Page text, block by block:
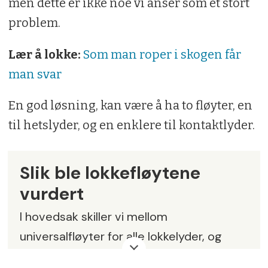
problem.
Lær å lokke: Som man roper i skogen får
man svar
En god løsning, kan være å ha to fløyter, en
til hetslyder, og en enklere til kontaktlyder.
Slik ble lokkefløytene
vurdert
I hovedsak skiller vi mellom
universalfløyter for alle lokkelyder, og